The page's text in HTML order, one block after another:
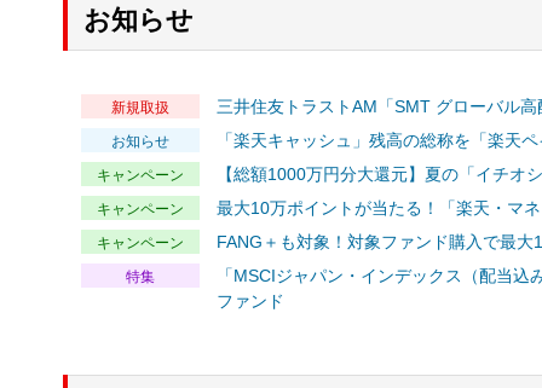
お知らせ
新規取扱 三井住友トラストAM「SMT グローバル
お知らせ 「楽天キャッシュ」残高の総称を「楽天
キャンペーン 【総額1000万円分大還元】夏の「イチオ
キャンペーン 最大10万ポイントが当たる！「楽天・マ
キャンペーン FANG＋も対象！対象ファンド購入で最大
特集
「MSCIジャパン・インデックス（配当
ファンド